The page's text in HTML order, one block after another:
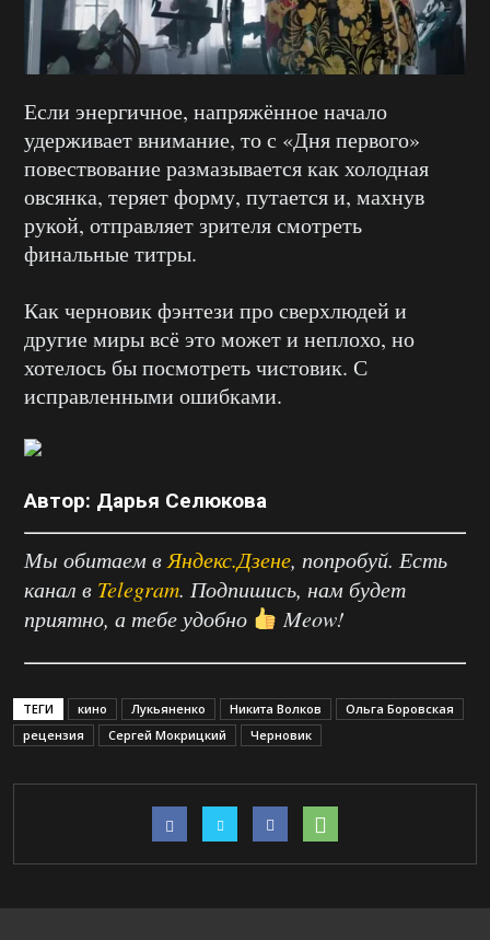
Если энергичное, напряжённое начало
удерживает внимание, то с «Дня первого»
повествование размазывается как холодная
овсянка, теряет форму, путается и, махнув
рукой, отправляет зрителя смотреть
финальные титры.
Как черновик фэнтези про сверхлюдей и
другие миры всё это может и неплохо, но
хотелось бы посмотреть чистовик. С
исправленными ошибками.
Автор: Дарья Селюкова
Мы обитаем вЯндекс.Дзене, попробуй. Есть
канал в Telegram. Подпишись, нам будет
приятно, а тебе удобно
Meow!
ТЕГИ кино Лукьяненко Никита Волков
Ольга Боровская
рецензия
Сергей Мокрицкий Черновик